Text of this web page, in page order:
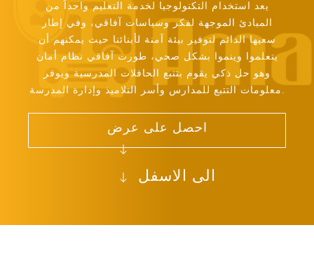
يعد استخدام التكنولوجيا لخدمة التعليم واحداً من
المبادئ الموجهة لفكر وسياسات آفاقي، وفي إطار
سعيها الدائم لتوفير بيئة آمنة لأبنائنا حيث يمكنهم أن
يتعلموا وينموا بشكل صحي، طورت آفاقي نظام أمان
وهو حل ذكي يقوم بتتبع الحافلات المدرسية ويوفر
معلومات التتبع للمدارس وأسر التلاميذ وإدارة المدرسة.
احصل على عرض
الى الاسفل